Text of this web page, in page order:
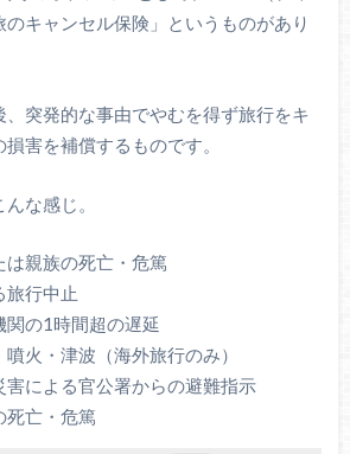
キャンセル保険」というものがあり
、突発的な事由でやむを得ず旅行をキ
害を補償するものです。
な感じ。
は親族の死亡・危篤
旅行中止
関の1時間超の遅延
火・津波（海外旅行のみ）
害による官公署からの避難指示
死亡・危篤